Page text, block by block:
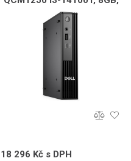
512GB SSD, WiF, W11 Pro,
3Y NBD
18 296 Kč s DPH